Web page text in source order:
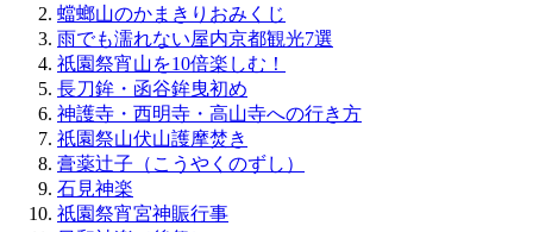
蟷螂山のかまきりおみくじ
雨でも濡れない屋内京都観光7選
祇園祭宵山を10倍楽しむ！
長刀鉾・函谷鉾曳初め
神護寺・西明寺・高山寺への行き方
祇園祭山伏山護摩焚き
膏薬辻子（こうやくのずし）
石見神楽
祇園祭宵宮神賑行事